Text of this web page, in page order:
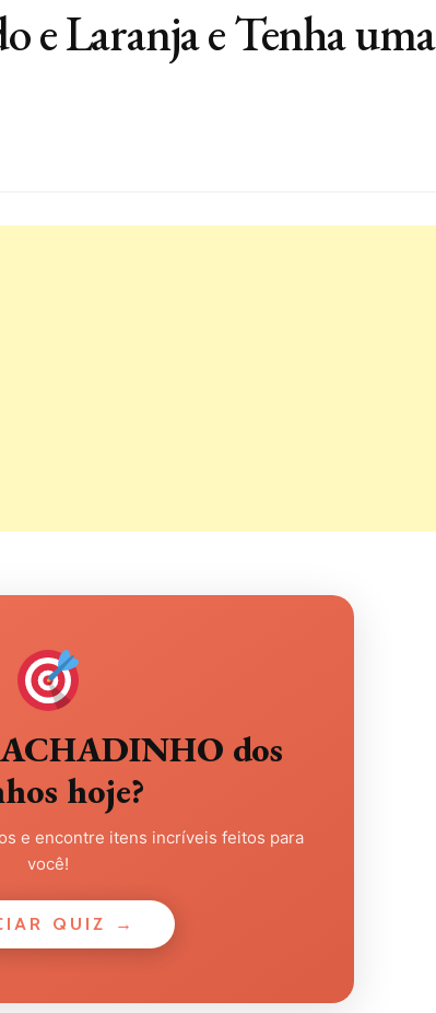
e Laranja e Tenha uma
ACHADINHO dos
hoje?
e encontre itens incríveis feitos para
você!
QUIZ →